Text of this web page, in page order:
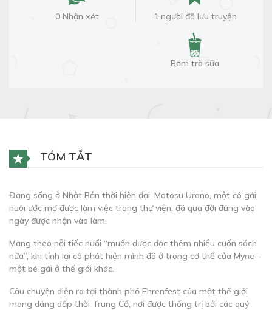
0 Nhận xét 1 người đã lưu truyện
Bơm trà sữa
TÓM TẮT
Đang sống ở Nhật Bản thời hiện đại, Motosu Urano, một cô gái
nuôi ước mơ được làm việc trong thư viện, đã qua đời đúng vào
ngày được nhận vào làm.
Mang theo nỗi tiếc nuối “muốn được đọc thêm nhiều cuốn sách
nữa”, khi tỉnh lại cô phát hiện mình đã ở trong cơ thể của Myne –
một bé gái ở thế giới khác.
Câu chuyện diễn ra tại thành phố Ehrenfest của một thế giới
mang dáng dấp thời Trung Cổ, nơi được thống trị bởi các quý